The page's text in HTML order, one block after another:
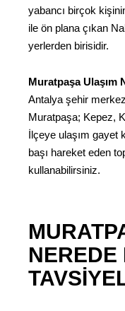
yabancı birçok
ile ön plana çıkan
yerlerden birisidir.
Muratpaşa Ulaşım
Antalya şehir
Muratpaşa; Kepez,
İlçeye ulaşım gayet
başı hareket eden
kullanabilirsiniz.